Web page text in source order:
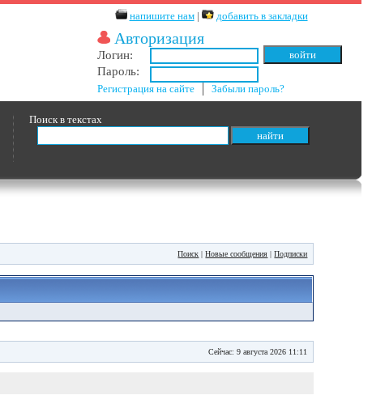
напишите нам| добавить в закладки
Авторизация
Логин:
Пароль:
Регистрация на сайте │Забыли пароль?
Поиск в текстах
Поиск |Новые сообщения |Подписки
Сейчас: 9 августа 2026 11:11